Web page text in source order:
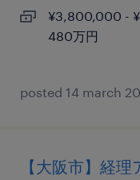
¥3,800,000 -
480万円
posted 14 march
【大阪市】経